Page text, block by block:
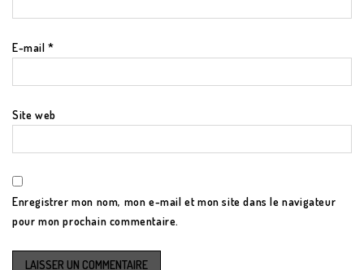
E-mail*
Site web
Enregistrer mon nom, mon e-mail et mon site dans le navigateur
pour mon prochain commentaire.